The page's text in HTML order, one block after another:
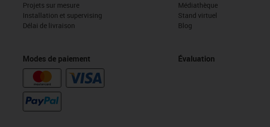
Projets sur mesure
Installation et supervising
Délai de livraison
Modes de paiement
Médiathèque
Stand virtuel
Blog
Évaluation